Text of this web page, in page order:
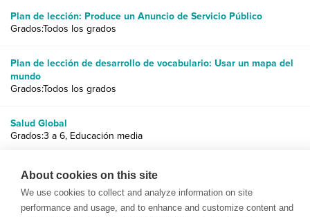
Plan de lección: Produce un Anuncio de Servicio Público
Grados:Todos los grados
Plan de lección de desarrollo de vocabulario: Usar un mapa del
mundo
Grados:Todos los grados
Salud Global
Grados:3 a 6, Educación media
Crea conciencia sobre las enfermedades
Grados:3 a 6, Educación media
About cookies on this site
We use cookies to collect and analyze information on site
performance and usage, and to enhance and customize content and